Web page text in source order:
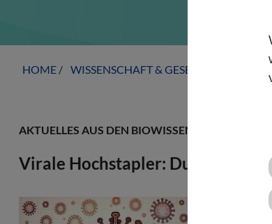
HOME WISSENSCHAFT & GESELLSCHAFT
AKTUELLES AUS DEN BIOWISSENSCHAFTEN
Virale Hochstapler: Durchbruch
Das